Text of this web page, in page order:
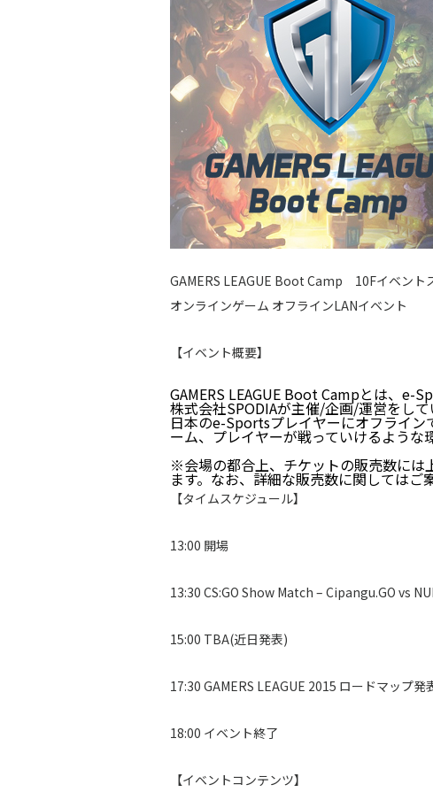
GAMERS LEAGUE Boot Camp 10Fイベント
オンラインゲーム オフラインLANイベント
【イベント概要】
GAMERS LEAGUE Boot Campとは、e-
株式会社SPODIAが主催/企画/運営をして
日本のe-Sportsプレイヤーにオフライ
ーム、プレイヤーが戦っていけるよう
※会場の都合上、チケットの販売数には
ます。なお、詳細な販売数に関してはご
【タイムスケジュール】
13:00 開場
13:30 CS:GO Show Match – Cipangu.GO vs
15:00 TBA(近日発表)
17:30 GAMERS LEAGUE 2015 ロードマップ発
18:00 イベント終了
【イベントコンテンツ】